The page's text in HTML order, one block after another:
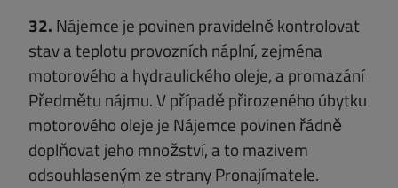
32. Nájemce je povinen pravidelně kontrolovat
stav a teplotu provozních náplní, zejména
motorového a hydraulického oleje, a promazání
Předmětu nájmu. V případě přirozeného úbytku
motorového oleje je Nájemce povinen řádně
doplňovat jeho množství, a to mazivem
odsouhlaseným ze strany Pronajímatele.